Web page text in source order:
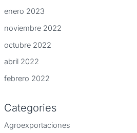
enero 2023
noviembre 2022
octubre 2022
abril 2022
febrero 2022
Categories
Agroexportaciones